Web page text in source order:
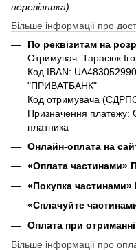
перевізника)
Більше інформації про
По реквізитам на
Отримувач: Тарасюк
Код IBAN:
"ПРИВАТБАНК"
Код отримувача
Призначення платежу:
платника
Онлайн-оплата на
«Оплата частинами»
«Покупка частинами»
«Сплачуйте
Оплата при отриманні
Більше інформації про